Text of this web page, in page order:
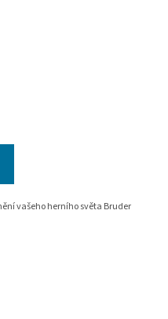
vašeho herního světa Bruder